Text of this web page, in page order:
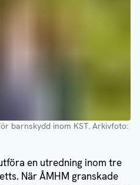
barnskydd inom KST. Arkivfoto:
en utredning inom tre
När ÅMHM granskade